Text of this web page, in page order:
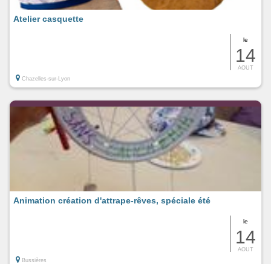
le
14
AOUT
Atelier casquette
Chazelles-sur-Lyon
le
14
AOUT
Animation création d'attrape-rêves, spéciale été
Bussières